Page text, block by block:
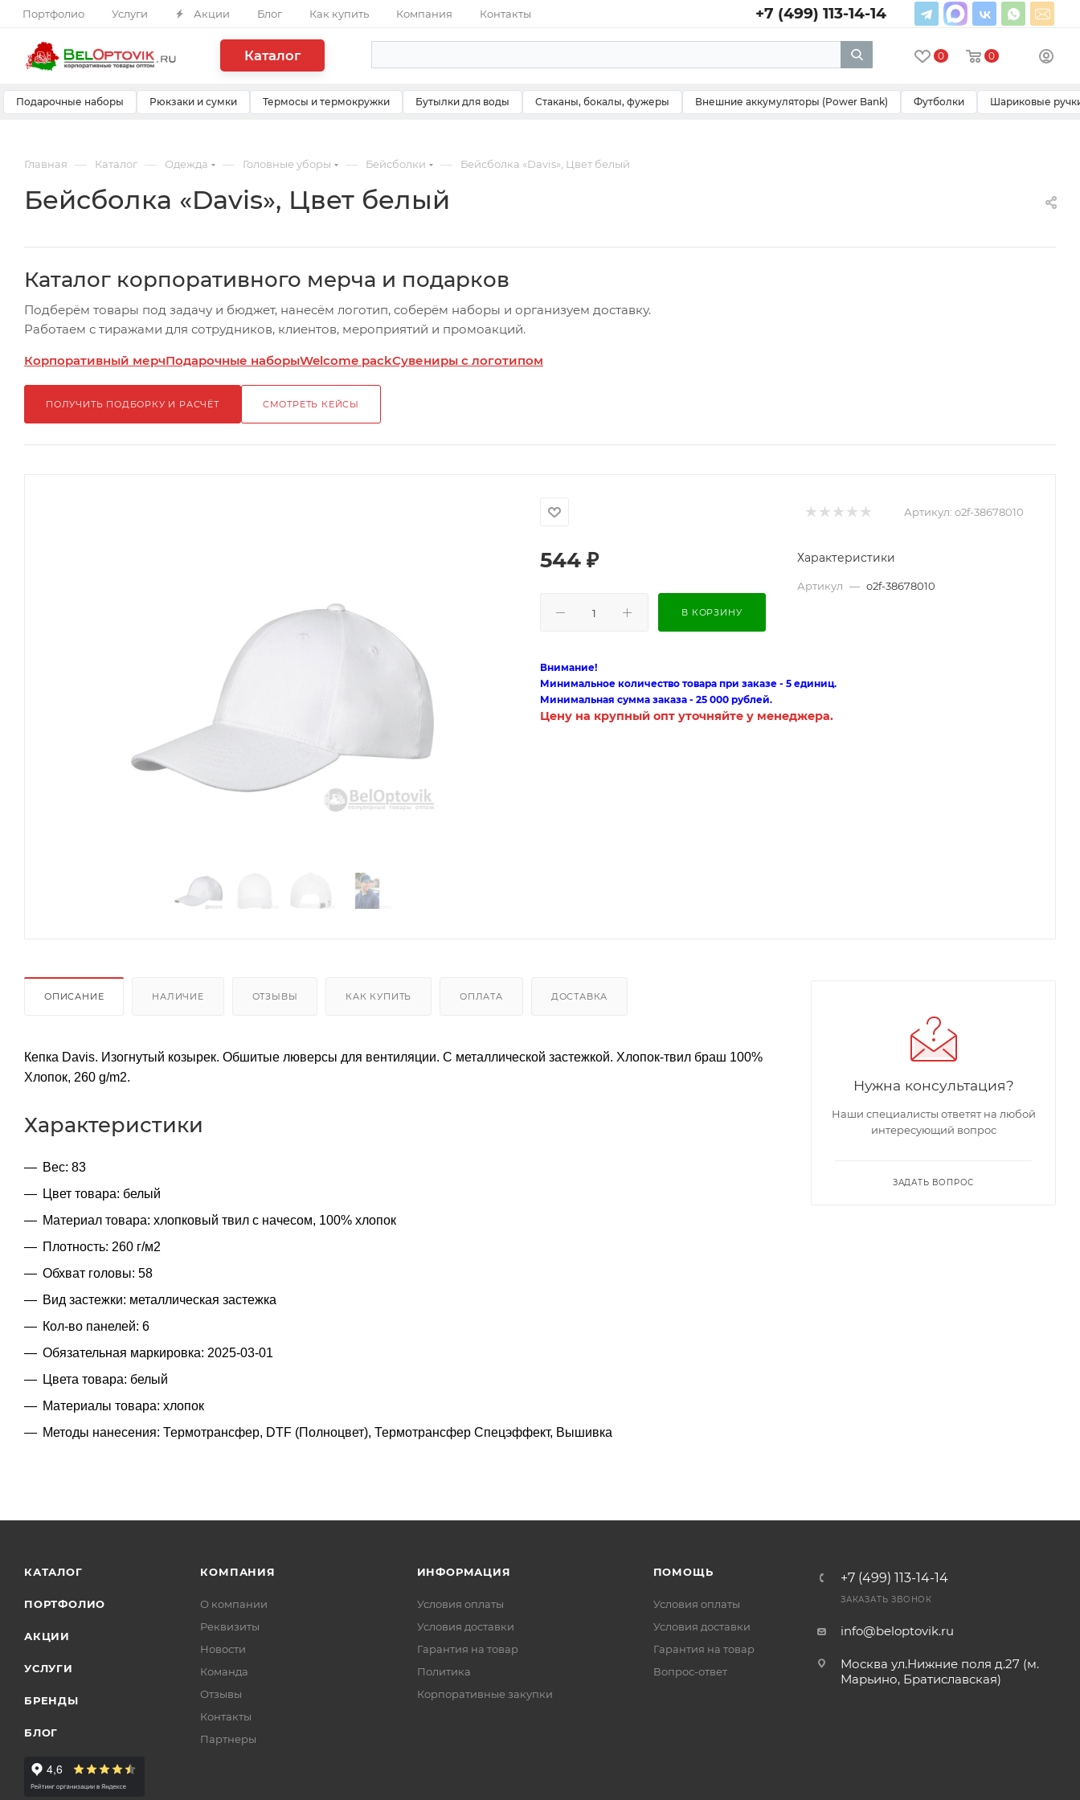
Портфолио Услуги Акции Блог Как купить Компания Контакты +7 (499) 113-14-14
Каталог 0 0
Подарочные наборы Рюкзаки и сумки Термосы и термокружки Бутылки для воды Стаканы, бокалы, фужеры Внешние аккумуляторы (Power Bank) Футболки Шариковые
Главная — Каталог — Одежда — Головные уборы — Бейсболки — Бейсболка «Davis», Цвет белый
Бейсболка «Davis», Цвет белый
Каталог корпоративного мерча и подарков
Подберём товары под задачу и бюджет, нанесём логотип, соберём наборы и организуем доставку.
Работаем с тиражами для сотрудников, клиентов, мероприятий и промоакций.
Корпоративный мерчПодарочные наборыWelcome packСувениры с логотипом
ПОЛУЧИТЬ ПОДБОРКУ И РАСЧЁТ СМОТРЕТЬ КЕЙСЫ
Артикул: o2f-38678010
544 ₽
В КОРЗИНУ
Характеристики
Артикул — o2f-38678010
Внимание!
Минимальное количество товара при заказе - 5 единиц.
Минимальная сумма заказа - 25 000 рублей.
Цену на крупный опт уточняйте у менеджера.
ОПИСАНИЕ НАЛИЧИЕ ОТЗЫВЫ КАК КУПИТЬ ОПЛАТА ДОСТАВКА
Кепка Davis. Изогнутый козырек. Обшитые люверсы для вентиляции. С металлической застежкой. Хлопок-твил браш 100%
Хлопок, 260 g/m2.
Характеристики
Вес: 83
Цвет товара: белый
Материал товара: хлопковый твил с начесом, 100% хлопок
Плотность: 260 г/м2
Обхват головы: 58
Вид застежки: металлическая застежка
Кол-во панелей: 6
Обязательная маркировка: 2025-03-01
Цвета товара: белый
Материалы товара: хлопок
Методы нанесения: Термотрансфер, DTF (Полноцвет), Термотрансфер Спецэффект, Вышивка
Нужна консультация?
Наши специалисты ответят на любой
интересующий вопрос
ЗАДАТЬ ВОПРОС
КАТАЛОГ
ПОРТФОЛИО
АКЦИИ
УСЛУГИ
БРЕНДЫ
БЛОГ
КОМПАНИЯ
О компании
Реквизиты
Новости
Команда
Отзывы
Контакты
Партнеры
ИНФОРМАЦИЯ
Условия оплаты
Условия доставки
Гарантия на товар
Политика
Корпоративные закупки
ПОМОЩЬ
Условия оплаты
Условия доставки
Гарантия на товар
Вопрос-ответ
+7 (499) 113-14-14
ЗАКАЗАТЬ ЗВОНОК
info@beloptovik.ru
Москва ул.Нижние поля д.27 (м.
Марьино, Братиславская)